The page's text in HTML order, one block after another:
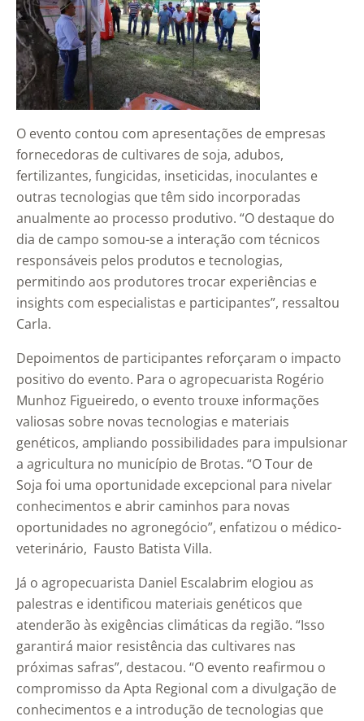
O evento contou com apresentações de empresas
fornecedoras de cultivares de soja, adubos,
fertilizantes, fungicidas, inseticidas, inoculantes e
outras tecnologias que têm sido incorporadas
anualmente ao processo produtivo. “O destaque do
dia de campo somou-se a interação com técnicos
responsáveis pelos produtos e tecnologias,
permitindo aos produtores trocar experiências e
insights com especialistas e participantes”, ressaltou
Carla.
Depoimentos de participantes reforçaram o impacto
positivo do evento. Para o agropecuarista Rogério
Munhoz Figueiredo, o evento trouxe informações
valiosas sobre novas tecnologias e materiais
genéticos, ampliando possibilidades para impulsionar
a agricultura no município de Brotas. “O Tour de
Soja foi uma oportunidade excepcional para nivelar
conhecimentos e abrir caminhos para novas
oportunidades no agronegócio”, enfatizou o médico-
veterinário, Fausto Batista Villa.
Já o agropecuarista Daniel Escalabrim elogiou as
palestras e identificou materiais genéticos que
atenderão às exigências climáticas da região. “Isso
garantirá maior resistência das cultivares nas
próximas safras”, destacou. “O evento reafirmou o
compromisso da Apta Regional com a divulgação de
conhecimentos e a introdução de tecnologias que